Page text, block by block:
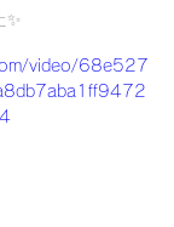
✨
video/68e527